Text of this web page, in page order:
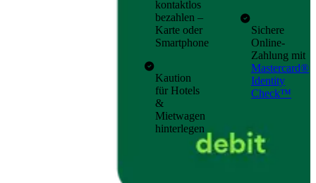
kontaktlos
bezahlen –
Karte oder
Smartphone
Kaution
für Hotels
&
Mietwagen
hinterlegen
Sichere
Online-
Zahlung mit
Mastercard®
Identity
Check™